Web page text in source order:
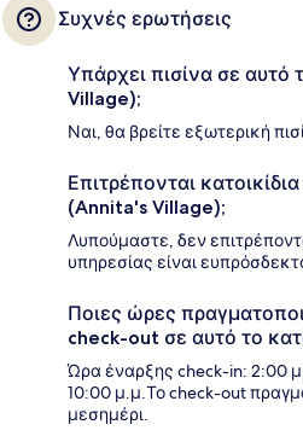
Συχνές ερωτήσεις
Υπάρχει πισίνα σε αυτό
Village);
Ναι, θα βρείτε εξωτερική
Επιτρέπονται
(Annita's Village);
Λυπούμαστε, δεν
υπηρεσίας είναι
Ποιες ώρες
check-out σε αυτό το
Ώρα έναρξης check-in: 2:00
10:00 μ.μ.Το check-out
μεσημέρι.